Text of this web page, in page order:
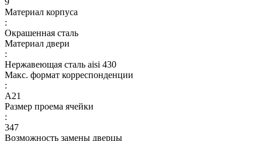
Материал корпуса
:
Окрашенная сталь
Материал двери
:
Нержавеющая сталь aisi 430
Макс. формат корреспонденции
:
А21
Размер проема ячейки
:
347
Возможность замены дверцы